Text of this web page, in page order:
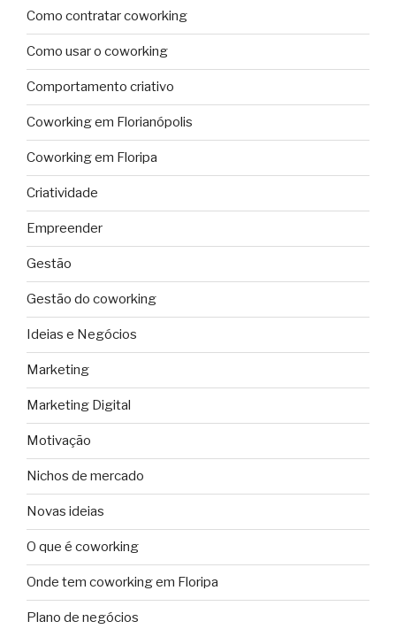
Como contratar coworking
Como usar o coworking
Comportamento criativo
Coworking em Florianópolis
Coworking em Floripa
Criatividade
Empreender
Gestão
Gestão do coworking
Ideias e Negócios
Marketing
Marketing Digital
Motivação
Nichos de mercado
Novas ideias
O que é coworking
Onde tem coworking em Floripa
Plano de negócios